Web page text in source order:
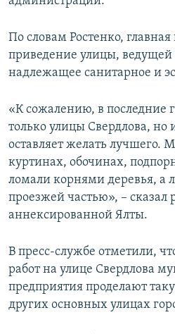
По словам Ростенко, главная
приведение улицы, ведущей
надлежащее санитарное и
«К сожалению, в последние
только улицы Свердлова, но
оставляет желать лучшего.
куртинах, обочинах,
ломали корнями деревья, а
проезжей частью», – сказал
аннексированной Ялты.
В пресс-службе отметили,
работ на улице Свердлова
предприятия проделают
других основных улицах